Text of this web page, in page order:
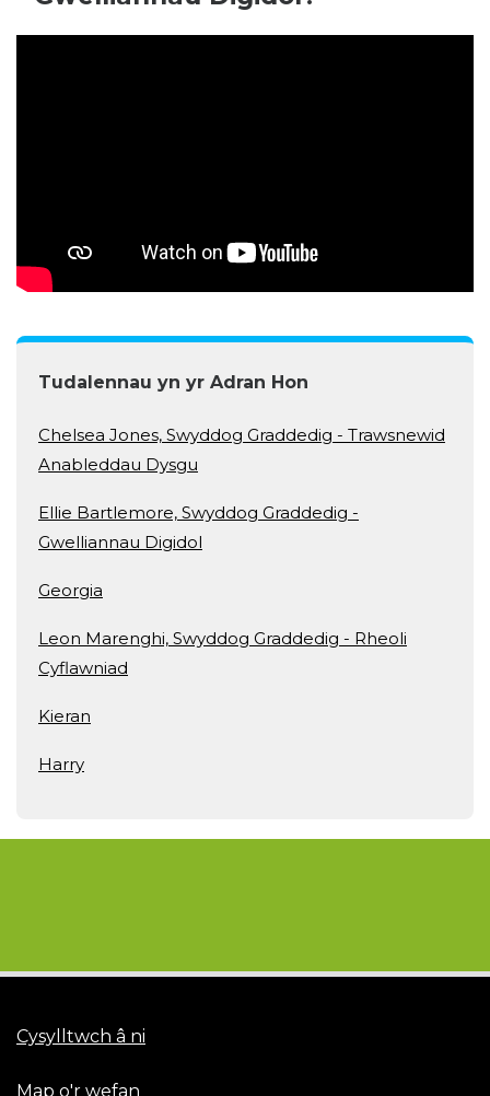
Tudalennau yn yr Adran Hon
Chelsea Jones, Swyddog Graddedig - Trawsnewid
Anableddau Dysgu
Ellie Bartlemore, Swyddog Graddedig -
Gwelliannau Digidol
Georgia
Leon Marenghi, Swyddog Graddedig - Rheoli
Cyflawniad
Kieran
Harry
Cysylltwch â ni
Map o'r wefan